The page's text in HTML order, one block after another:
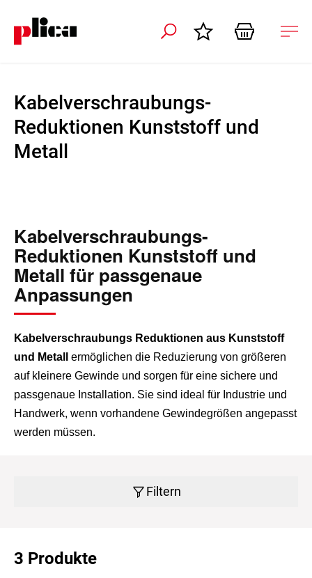
Kabelverschraubungs-
Reduktionen Kunststoff und
Metall
Kabelverschraubungs-
Reduktionen Kunststoff und
Metall für passgenaue
Anpassungen
Kabelverschraubungs Reduktionen aus Kunststoff
und Metall
ermöglichen die Reduzierung von größeren
auf kleinere Gewinde und sorgen für eine sichere und
passgenaue Installation. Sie sind ideal für Industrie und
Handwerk, wenn vorhandene Gewindegrößen angepasst
werden müssen.
Filtern
3 Produkte